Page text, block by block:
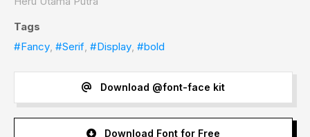
Tags
#Fancy, #Serif, #Display, #bold
Download @font-face kit
Download Font for Free